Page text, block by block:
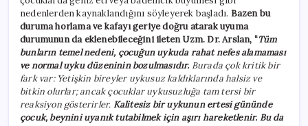
nedenlerden kaynaklandığını söyleyerek başladı. Bazen bu
duruma horlama ve kafayı geriye doğru atarak uyuma
durumunun da eklenebileceğini ileten Uzm. Dr. Arslan, “Tüm
bunların temel nedeni, çocuğun uykuda rahat nefes alamaması
ve normal uyku düzeninin bozulmasıdır. Burada çok kritik bir
fark var: Yetişkin bireyler uykusuz kaldıklarında halsiz ve
bitkin olurlar; ancak çocuklar uykusuzluğa tam tersi bir
reaksiyon gösterirler. Kalitesiz bir uykunun ertesi gününde
çocuk, beynini uyanık tutabilmek için aşırı hareketlenir. Bu da